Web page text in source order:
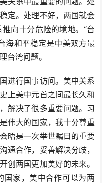
定。处理不好，两国就会
向十分危险的境地。“台
海和平稳定是中美双方最
台湾问题。
行国事访问。美中关系
上美中元首之间最长久和
解决了很多重要问题。习
伟大的国家，我十分尊重
晤是一次举世瞩目的重要
通合作，妥善解决分歧，
创两国更加美好的未来。
国家，美中合作可以为两